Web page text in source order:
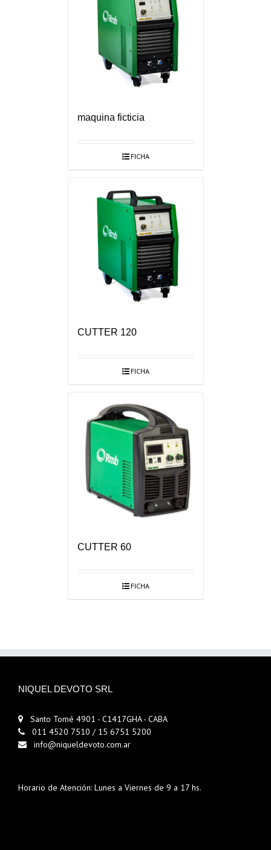
maquina ficticia
FICHA
CUTTER 120
FICHA
CUTTER 60
FICHA
NIQUEL DEVOTO SRL
Santo Tomé 4901 - C1417GHA - CABA
011 4520 7510 / 15 6751 5200
info@niqueldevoto.com.ar
Horario de Atención: Lunes a Viernes de 9 a 17 hs.